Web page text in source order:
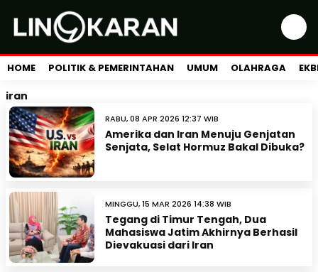
HOME POLITIK & PEMERINTAHAN UMUM OLAHRAGA
iran
RABU, 08 APR 2026 12:37 WIB
Amerika dan Iran Menuju Genjatan
Senjata, Selat Hormuz Bakal Dibuka?
MINGGU, 15 MAR 2026 14:38 WIB
Tegang di Timur Tengah, Dua
Mahasiswa Jatim Akhirnya Berhasil
Dievakuasi dari Iran